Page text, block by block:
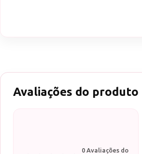
Avaliações do produto
0 Avaliações do